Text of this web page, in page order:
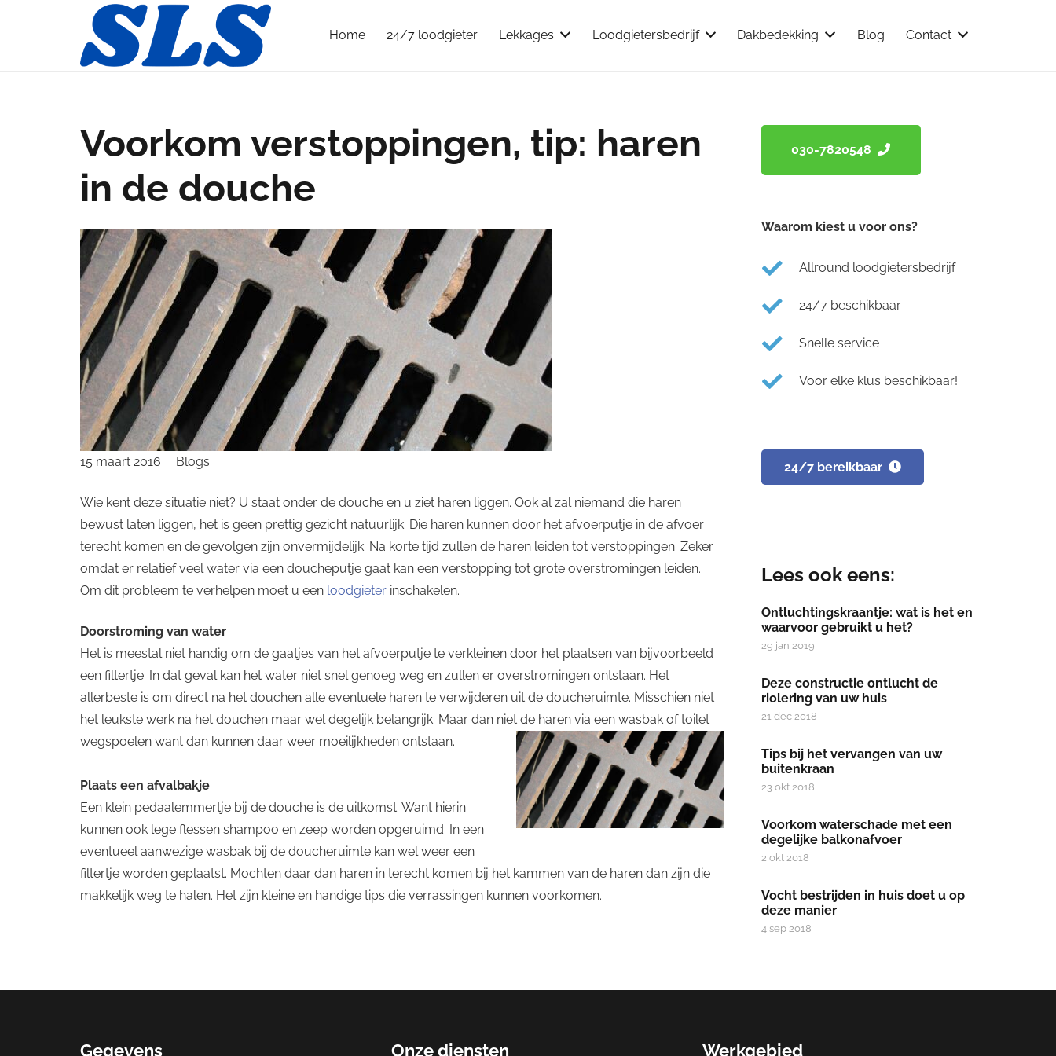
Home 24/7 loodgieter Lekkages Loodgietersbedrijf Dakbedekking Blog Contact
Voorkom verstoppingen, tip: haren
in de douche
15 maart 2016 Blogs
Wie kent deze situatie niet? U staat onder de douche en u ziet haren liggen. Ook al zal niemand die haren
bewust laten liggen, het is geen prettig gezicht natuurlijk. Die haren kunnen door het afvoerputje in de afvoer
terecht komen en de gevolgen zijn onvermijdelijk. Na korte tijd zullen de haren leiden tot verstoppingen. Zeker
omdat er relatief veel water via een doucheputje gaat kan een verstopping tot grote overstromingen leiden.
Om dit probleem te verhelpen moet u een loodgieter inschakelen.
Doorstroming van water
Het is meestal niet handig om de gaatjes van het afvoerputje te verkleinen door het plaatsen van bijvoorbeeld
een filtertje. In dat geval kan het water niet snel genoeg weg en zullen er overstromingen ontstaan. Het
allerbeste is om direct na het douchen alle eventuele haren te verwijderen uit de doucheruimte. Misschien niet
het leukste werk na het douchen maar wel degelijk belangrijk. Maar dan niet de haren via een wasbak of toilet
wegspoelen want dan kunnen daar weer moeilijkheden ontstaan.
Plaats een afvalbakje
Een klein pedaalemmertje bij de douche is de uitkomst. Want hierin
kunnen ook lege flessen shampoo en zeep worden opgeruimd. In een
eventueel aanwezige wasbak bij de doucheruimte kan wel weer een
filtertje worden geplaatst. Mochten daar dan haren in terecht komen bij het kammen van de haren dan zijn die
makkelijk weg te halen. Het zijn kleine en handige tips die verrassingen kunnen voorkomen.
030-7820548
Waarom kiest u voor ons?
Allround loodgietersbedrijf
24/7 beschikbaar
Snelle service
Voor elke klus beschikbaar!
24/7 bereikbaar
Lees ook eens:
Ontluchtingskraantje: wat is het en
waarvoor gebruikt u het?
29 jan 2019
Deze constructie ontlucht de
riolering van uw huis
21 dec 2018
Tips bij het vervangen van uw
buitenkraan
23 okt 2018
Voorkom waterschade met een
degelijke balkonafvoer
2 okt 2018
Vocht bestrijden in huis doet u op
deze manier
4 sep 2018
Gegevens Onze diensten Werkgebied